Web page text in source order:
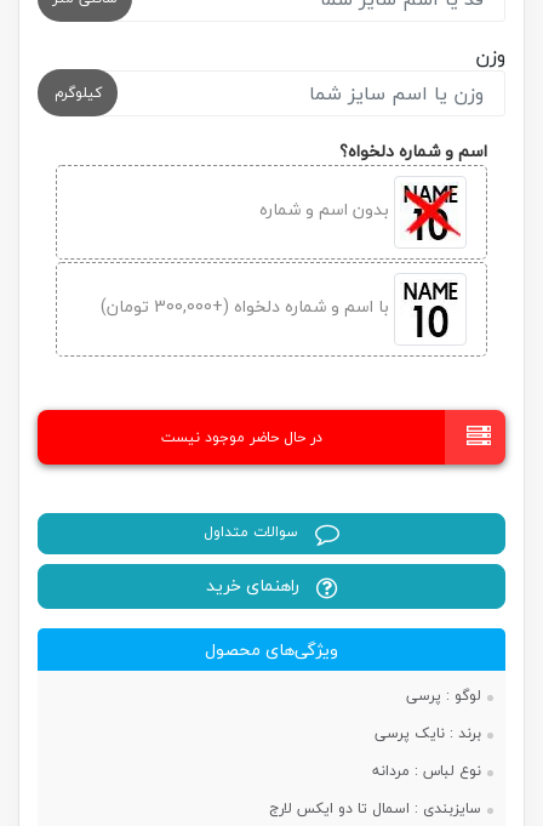
وزن
کیلوگرم
اسم و شماره دلخواه؟
بدون اسم و شماره
با اسم و شماره دلخواه (+300,000 تومان)
در حال حاضر موجود نیست
سوالات متداول
راهنمای خرید
ویژگی‌های محصول
لوگو : پرسی
برند : نایک پرسی
نوع لباس : مردانه
سایزبندی : اسمال تا دو ایکس لارج